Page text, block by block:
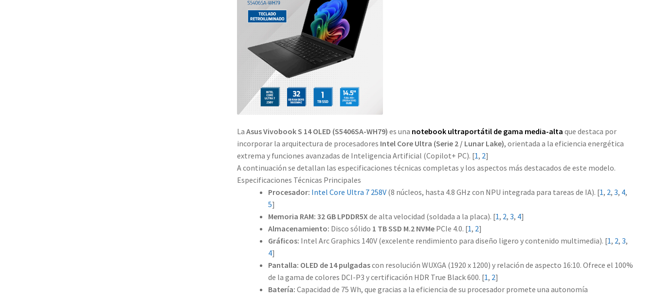
La Asus Vivobook S 14 OLED (S5406SA-WH79) es una notebook ultraportátil de gama media-alta que destaca por
incorporar la arquitectura de procesadores Intel Core Ultra (Serie 2 / Lunar Lake), orientada a la eficiencia energética
extrema y funciones avanzadas de Inteligencia Artificial (Copilot+ PC). [1, 2]
A continuación se detallan las especificaciones técnicas completas y los aspectos más destacados de este modelo.
Especificaciones Técnicas Principales
Procesador: Intel Core Ultra 7 258V(8 núcleos, hasta 4.8 GHz con NPU integrada para tareas de IA). [1, 2, 3, 4,
5]
Memoria RAM: 32 GB LPDDR5Xde alta velocidad (soldada a la placa). [1, 2, 3, 4]
Almacenamiento: Disco sólido 1 TB SSD M.2 NVMePCIe 4.0. [1, 2]
Gráficos: Intel Arc Graphics 140V(excelente rendimiento para diseño ligero y contenido multimedia). [1, 2, 3,
4]
Pantalla: OLED de 14 pulgadascon resolución WUXGA (1920 x 1200) y relación de aspecto 16:10. Ofrece el 100%
de la gama de colores DCI-P3 y certificación HDR True Black 600. [1, 2]
Batería: Capacidad de 75 Wh, que gracias a la eficiencia de su procesador promete una autonomía